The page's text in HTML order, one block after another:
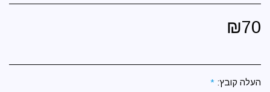
₪70
העלה קובץ: *